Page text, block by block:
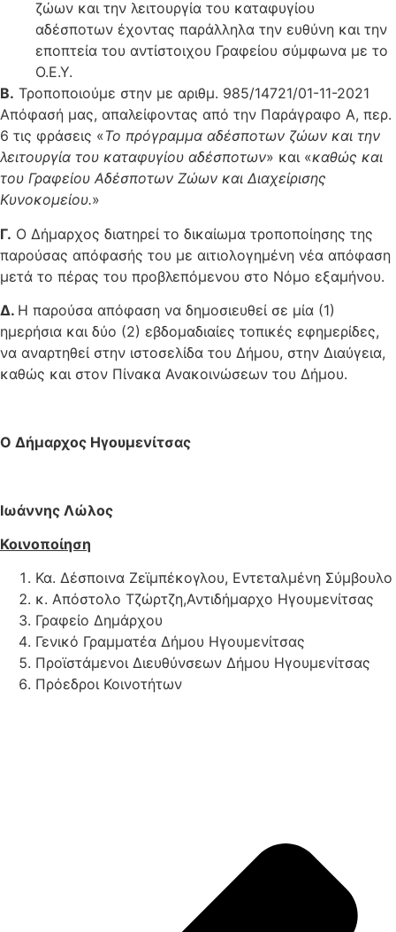
ζώων και την λειτουργία του καταφυγίου
αδέσποτων έχοντας παράλληλα την ευθύνη και την
εποπτεία του αντίστοιχου Γραφείου σύμφωνα με το
Ο.Ε.Υ.
Β. Τροποποιούμε στην με αριθμ. 985/14721/01-11-2021
Απόφασή μας, απαλείφοντας από την Παράγραφο Α, περ.
6 τις φράσεις «Το πρόγραμμα αδέσποτων ζώων και την
λειτουργία του καταφυγίου αδέσποτων» και «καθώς και
του Γραφείου Αδέσποτων Ζώων και Διαχείρισης
Κυνοκομείου.»
Γ. Ο Δήμαρχος διατηρεί το δικαίωμα τροποποίησης της
παρούσας απόφασής του με αιτιολογημένη νέα απόφαση
μετά το πέρας του προβλεπόμενου στο Νόμο εξαμήνου.
Δ. Η παρούσα απόφαση να δημοσιευθεί σε μία (1)
ημερήσια και δύο (2) εβδομαδιαίες τοπικές εφημερίδες,
να αναρτηθεί στην ιστοσελίδα του Δήμου, στην Διαύγεια,
καθώς και στον Πίνακα Ανακοινώσεων του Δήμου.
Ο Δήμαρχος Ηγουμενίτσας
Ιωάννης Λώλος
Κοινοποίηση
Κα. Δέσποινα Ζεϊμπέκογλου, Εντεταλμένη Σύμβουλο
κ. Απόστολο Τζώρτζη,Αντιδήμαρχο Ηγουμενίτσας
Γραφείο Δημάρχου
Γενικό Γραμματέα Δήμου Ηγουμενίτσας
Προϊστάμενοι Διευθύνσεων Δήμου Ηγουμενίτσας
Πρόεδροι Κοινοτήτων